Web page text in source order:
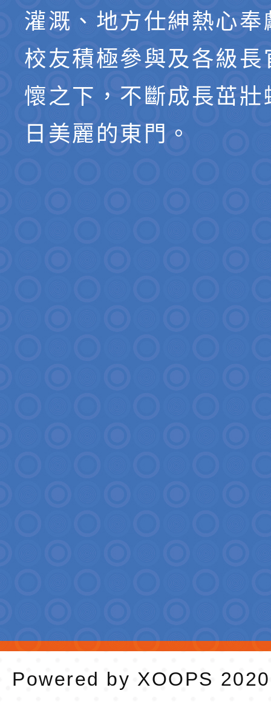
灌溉、地方仕紳熱心奉
校友積極參與及各級長
懷之下，不斷成長茁壯
日美麗的東門。
Powered by XOOPS